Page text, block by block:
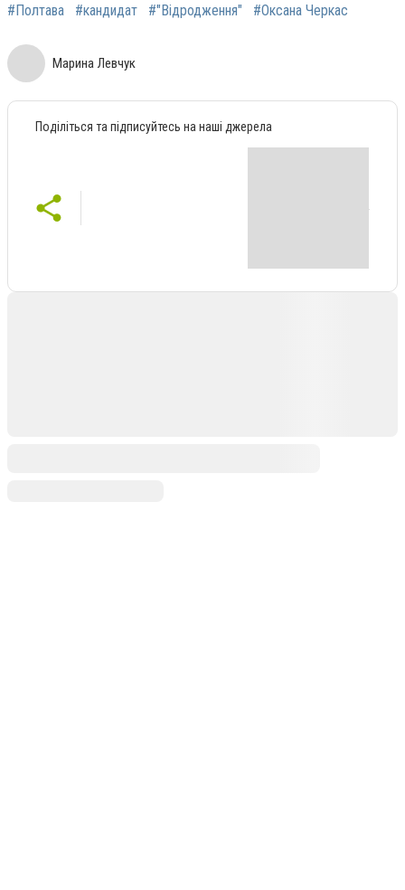
#Полтава #кандидат #"Відродження" #Оксана Черкас
Марина Левчук
Поділіться та підписуйтесь на наші джерела